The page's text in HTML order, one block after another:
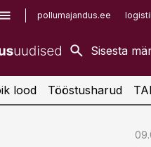
pollumajandus.ee
lood Tööstusharud